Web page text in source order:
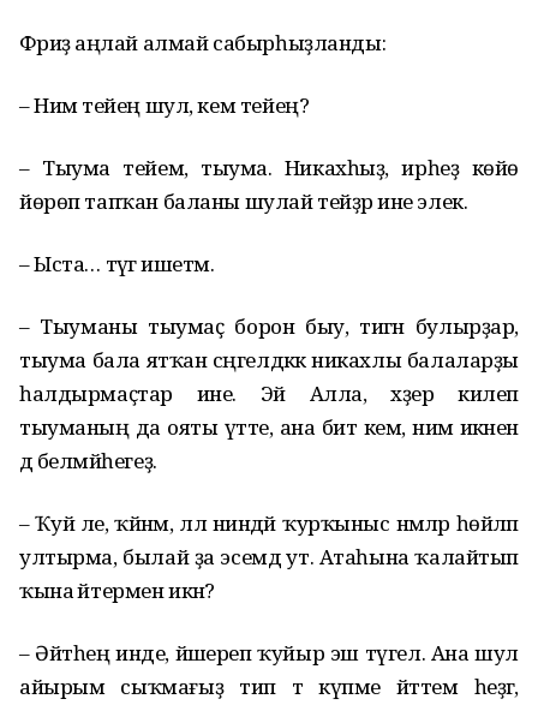
Фәриҙә аңлай алмай сабырһыҙланды:
– Нимә тейең шул, кем тейең?
– Тыума тейем, тыума. Никахһыҙ, ирһеҙ көйө
йөрөп тапҡан баланы шулай тейҙәр ине элек.
– Ыста… тәүгә ишетәм.
– Тыуманы тыумаҫ борон быу, тигән булырҙар,
тыума бала ятҡан сәңгелдәккә никахлы балаларҙы
һалдырмаҫтар ине. Эй Алла, хәҙер килеп
тыуманың да ояты үтте, ана бит кем, нимә икәнен
дә белмәйһегеҙ.
– Ҡуй әле, ҡәйнәм, әллә ниндәй ҡурҡыныс нәмәләр һөйләп
ултырма, былай ҙа эсемдә ут. Атаһына ҡалайтып
ҡына әйтермен икән?
– Әйтәһең инде, йәшереп ҡуйыр эш түгел. Ана шул
айырым сыҡмағыҙ тип тә күпме әйттем һеҙгә,